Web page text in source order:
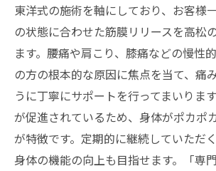
東洋式の施術を軸にしており、お客様
の状態に合わせた筋膜リリースを高松
ます。腰痛や肩こり、膝痛などの慢性
の方の根本的な原因に焦点を当て、痛
うに丁寧にサポートを行ってまいりま
が促進されているため、身体がポカポ
が特徴です。定期的に継続していただく
身体の機能の向上も目指せます。「専